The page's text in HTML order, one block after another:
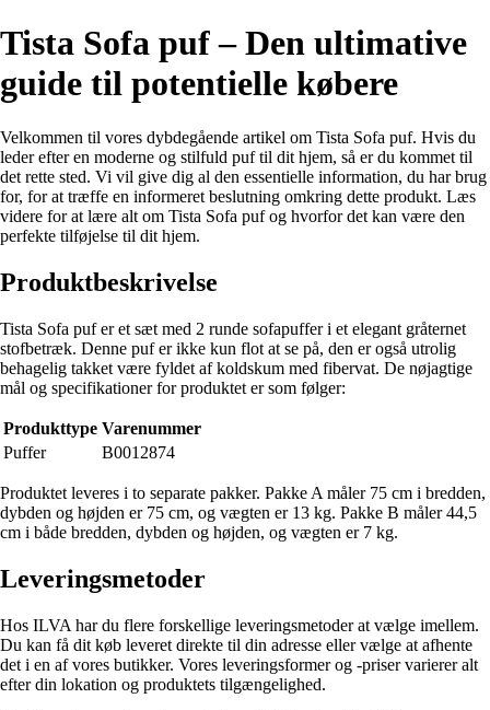
Tista Sofa puf – Den ultimative
guide til potentielle købere
Velkommen til vores dybdegående artikel om Tista Sofa puf. Hvis du
leder efter en moderne og stilfuld puf til dit hjem, så er du kommet til
det rette sted. Vi vil give dig al den essentielle information, du har brug
for, for at træffe en informeret beslutning omkring dette produkt. Læs
videre for at lære alt om Tista Sofa puf og hvorfor det kan være den
perfekte tilføjelse til dit hjem.
Produktbeskrivelse
Tista Sofa puf er et sæt med 2 runde sofapuffer i et elegant gråternet
stofbetræk. Denne puf er ikke kun flot at se på, den er også utrolig
behagelig takket være fyldet af koldskum med fibervat. De nøjagtige
mål og specifikationer for produktet er som følger:
Produkttype Varenummer
Puffer
B0012874
Produktet leveres i to separate pakker. Pakke A måler 75 cm i bredden,
dybden og højden er 75 cm, og vægten er 13 kg. Pakke B måler 44,5
cm i både bredden, dybden og højden, og vægten er 7 kg.
Leveringsmetoder
Hos ILVA har du flere forskellige leveringsmetoder at vælge imellem.
Du kan få dit køb leveret direkte til din adresse eller vælge at afhente
det i en af vores butikker. Vores leveringsformer og -priser varierer alt
efter din lokation og produktets tilgængelighed.